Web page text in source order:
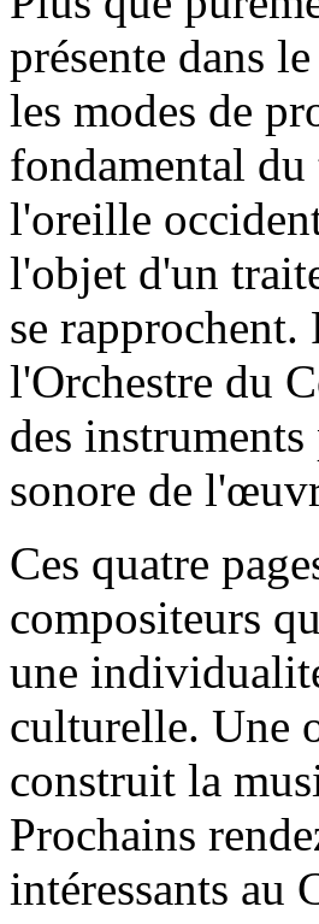
présente dans
les modes de
fondamental du
l'oreille
l'objet d'un
se rapprochent.
l'Orchestre du
des
sonore de
Ces quatre
compositeurs
une
culturelle. Une
construit la
Prochains
intéressants au